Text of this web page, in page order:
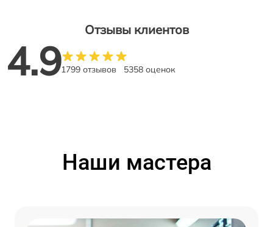
Отзывы клиентов
4.91799 отзывов 5358 оценок
Наши мастера